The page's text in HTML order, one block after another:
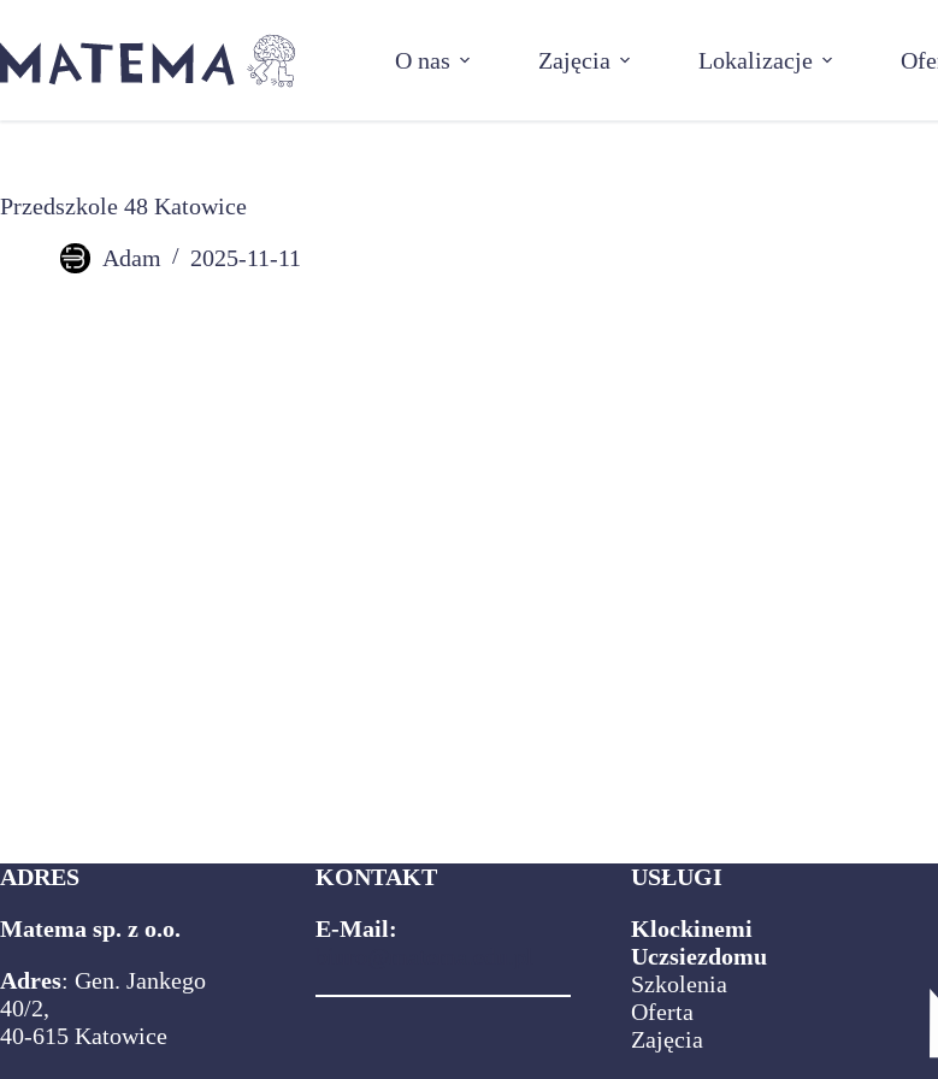
do
treści
O nas Zajęcia Lokalizacje
Przedszkole 48 Katowice
Adam
2025-11-11
ADRES
Matema sp. z o.o.
Adres: Gen. Jankego
40/2,
40-615 Katowice
KONTAKT
E-Mail:
USŁUGI
Klockinemi
Uczsiezdomu
Szkolenia
Oferta
Zajęcia